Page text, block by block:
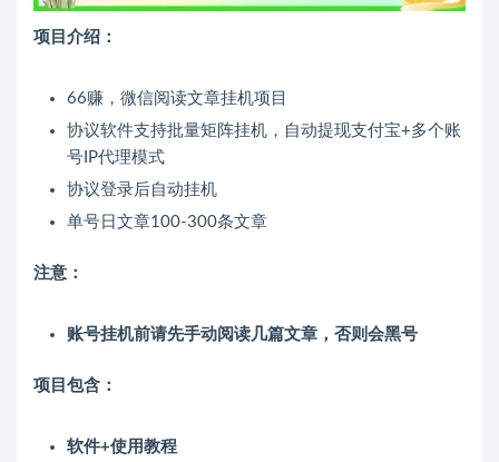
项目介绍：
66赚，微信阅读文章挂机项目
协议软件支持批量矩阵挂机，自动提现支付宝+多个账
号IP代理模式
协议登录后自动挂机
单号日文章100-300条文章
注意：
账号挂机前请先手动阅读几篇文章，否则会黑号
项目包含：
软件+使用教程